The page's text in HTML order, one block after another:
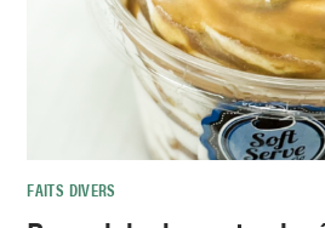
FAITS DIVERS